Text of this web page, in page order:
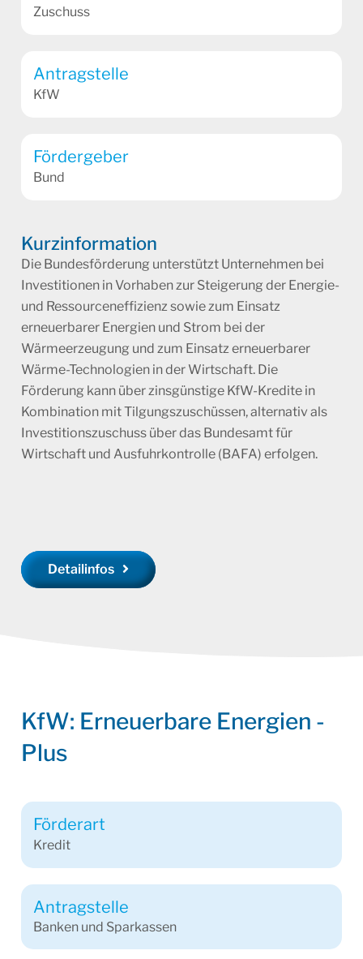
Kurzinformation
Die Bundesförderung unterstützt Unternehmen bei
Investitionen in Vorhaben zur Steigerung der Energie-
und Ressourceneffizienz sowie zum Einsatz
erneuerbarer Energien und Strom bei der
Wärmeerzeugung und zum Einsatz erneuerbarer
Wärme-Technologien in der Wirtschaft. Die
Förderung kann über zinsgünstige KfW-Kredite in
Kombination mit Tilgungszuschüssen, alternativ als
Investitionszuschuss über das Bundesamt für
Wirtschaft und Ausfuhrkontrolle (BAFA) erfolgen.
Detailinfos
Zuschuss
Antragstelle
KfW
Fördergeber
Bund
KfW: Erneuerbare Energien -
Plus
Förderart
Kredit
Antragstelle
Banken und Sparkassen